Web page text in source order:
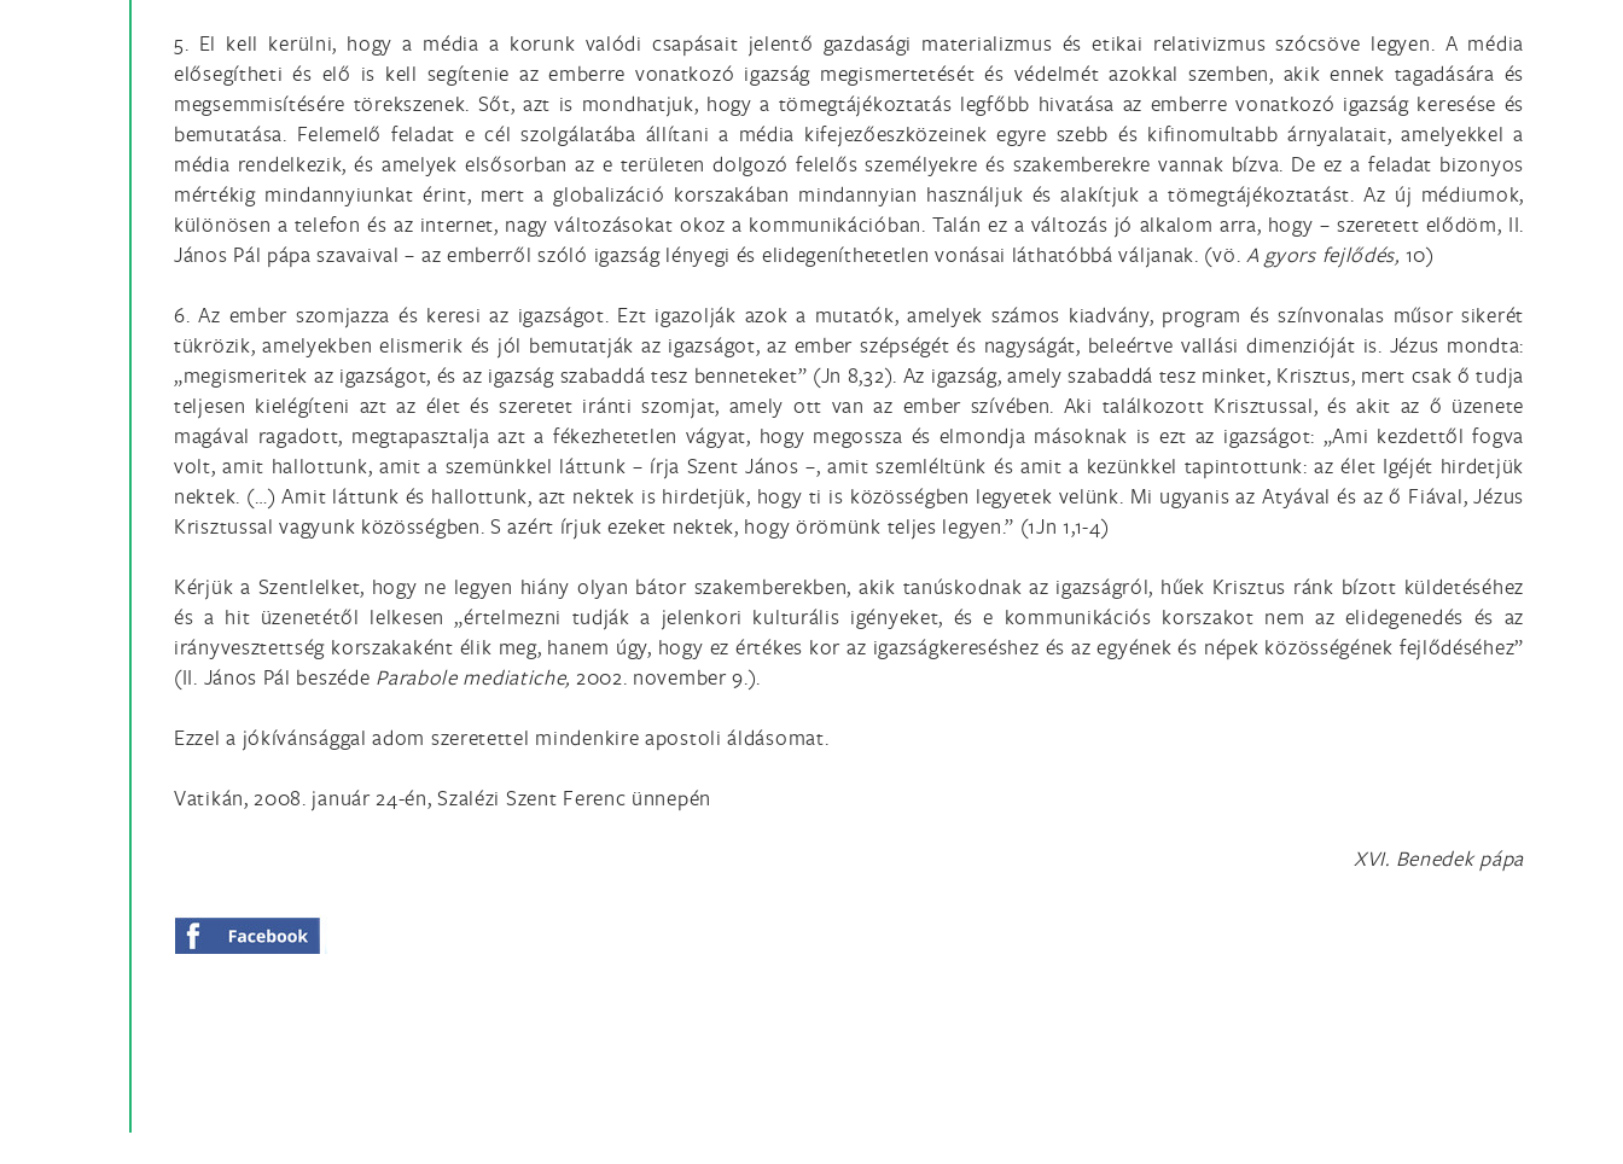
5. El kell kerülni, hogy a média a korunk valódi csapásait jelentő gazdasági materializmus és etikai relativizmus szócsöve legyen. A média
elősegítheti és elő is kell segítenie az emberre vonatkozó igazság megismertetését és védelmét azokkal szemben, akik ennek tagadására és
megsemmisítésére törekszenek. Sőt, azt is mondhatjuk, hogy a tömegtájékoztatás legfőbb hivatása az emberre vonatkozó igazság keresése és
bemutatása. Felemelő feladat e cél szolgálatába állítani a média kifejezőeszközeinek egyre szebb és kifinomultabb árnyalatait, amelyekkel a
média rendelkezik, és amelyek elsősorban az e területen dolgozó felelős személyekre és szakemberekre vannak bízva. De ez a feladat bizonyos
mértékig mindannyiunkat érint, mert a globalizáció korszakában mindannyian használjuk és alakítjuk a tömegtájékoztatást. Az új médiumok,
különösen a telefon és az internet, nagy változásokat okoz a kommunikációban. Talán ez a változás jó alkalom arra, hogy – szeretett elődöm, II.
János Pál pápa szavaival – az emberről szóló igazság lényegi és elidegeníthetetlen vonásai láthatóbbá váljanak. (vö. A gyors fejlődés, 10)
6. Az ember szomjazza és keresi az igazságot. Ezt igazolják azok a mutatók, amelyek számos kiadvány, program és színvonalas műsor sikerét
tükrözik, amelyekben elismerik és jól bemutatják az igazságot, az ember szépségét és nagyságát, beleértve vallási dimenzióját is. Jézus mondta:
„megismeritek az igazságot, és az igazság szabaddá tesz benneteket” (Jn 8,32). Az igazság, amely szabaddá tesz minket, Krisztus, mert csak ő tudja
teljesen kielégíteni azt az élet és szeretet iránti szomjat, amely ott van az ember szívében. Aki találkozott Krisztussal, és akit az ő üzenete
magával ragadott, megtapasztalja azt a fékezhetetlen vágyat, hogy megossza és elmondja másoknak is ezt az igazságot: „Ami kezdettől fogva
volt, amit hallottunk, amit a szemünkkel láttunk – írja Szent János –, amit szemléltünk és amit a kezünkkel tapintottunk: az élet Igéjét hirdetjük
nektek. (…) Amit láttunk és hallottunk, azt nektek is hirdetjük, hogy ti is közösségben legyetek velünk. Mi ugyanis az Atyával és az ő Fiával, Jézus
Krisztussal vagyunk közösségben. S azért írjuk ezeket nektek, hogy örömünk teljes legyen.” (1Jn 1,1-4)
Kérjük a Szentlelket, hogy ne legyen hiány olyan bátor szakemberekben, akik tanúskodnak az igazságról, hűek Krisztus ránk bízott küldetéséhez
és a hit üzenetétől lelkesen „értelmezni tudják a jelenkori kulturális igényeket, és e kommunikációs korszakot nem az elidegenedés és az
irányvesztettség korszakaként élik meg, hanem úgy, hogy ez értékes kor az igazságkereséshez és az egyének és népek közösségének fejlődéséhez”
(II. János Pál beszéde Parabole mediatiche, 2002. november 9.).
Ezzel a jókívánsággal adom szeretettel mindenkire apostoli áldásomat.
Vatikán, 2008. január 24-én, Szalézi Szent Ferenc ünnepén
XVI. Benedek pápa